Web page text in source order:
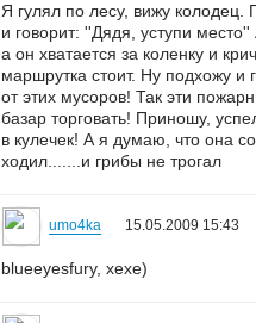
Я гулял по лесу, вижу колодец.
и говорит: ''Дядя, уступи
а он хватается за коленку и
маршрутка стоит. Ну подхожу
от этих мусоров! Так эти
базар торговать! Приношу,
в кулечек! А я думаю, что она
ходил.......и грибы не трогал
umo4ka 15.05.2009 15:43
blueeyesfury, хехе)